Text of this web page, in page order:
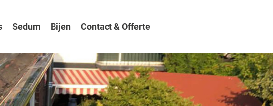
Sedum Bijen Contact & Offerte